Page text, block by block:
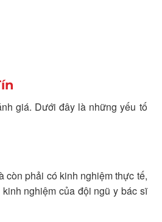
giá. Dưới đây là những yếu tố
còn phải có kinh nghiệm thực tế,
nghiệm của đội ngũ y bác sĩ